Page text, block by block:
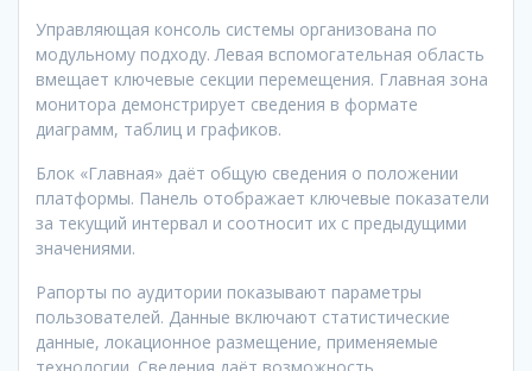
Управляющая консоль системы организована по
модульному подходу. Левая вспомогательная область
вмещает ключевые секции перемещения. Главная зона
монитора демонстрирует сведения в формате
диаграмм, таблиц и графиков.
Блок «Главная» даёт общую сведения о положении
платформы. Панель отображает ключевые показатели
за текущий интервал и соотносит их с предыдущими
значениями.
Рапорты по аудитории показывают параметры
пользователей. Данные включают статистические
данные, локационное размещение, применяемые
технологии. Сведения даёт возможность